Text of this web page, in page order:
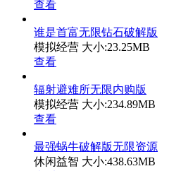
查看
谁是首富无限钻石破解版
模拟经营 大小:23.25MB
查看
辐射避难所无限内购版
模拟经营 大小:234.89MB
查看
最强蜗牛破解版无限资源
休闲益智 大小:438.63MB